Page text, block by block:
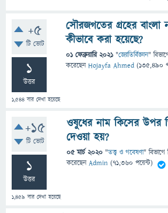
+5
টি ভোট
1
উত্তর
1,544 বার দেখা হয়েছে
সৌরজগতের গ্রহের বাংলা
কীভাবে করা হয়েছে?
01 ফেব্রুয়ারি 2021 "জ্যোতির্বিজ্ঞান"
করেছেনHojayfa Ahmed (135,490
+15
টি ভোট
1
উত্তর
1,459 বার দেখা হয়েছে
ওষুধের নাম কিসের উপর
দেওয়া হয়?
05 মার্চ 2020 "তত্ত্ব ও গবেষণা" বিভাগে
করেছেনAdmin (71,360 পয়েন্ট)